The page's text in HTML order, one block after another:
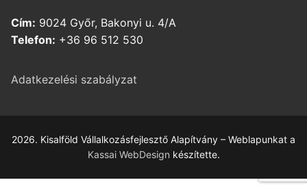
Cím: 9024 Győr, Bakonyi u. 4/A
Telefon: +36 96 512 530
Adatkezelési szabályzat
2026. Kisalföld Vállalkozásfejlesztő Alapítvány – Weblapunkat a
Kassai WebDesign készítette.